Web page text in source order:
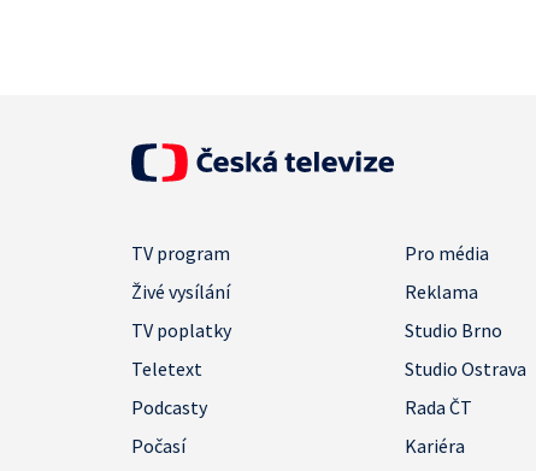
TV program
Pro média
Živé vysílání
Reklama
TV poplatky
Studio Brno
Teletext
Studio Ostrava
Podcasty
Rada ČT
Počasí
Kariéra